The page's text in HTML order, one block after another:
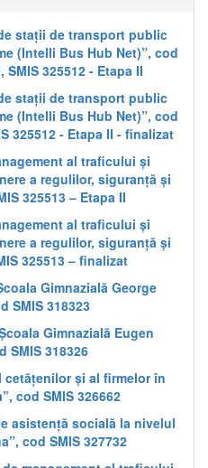
stații de transport public
(Intelli Bus Hub Net)”, cod
SMIS 325512 - Etapa II
stații de transport public
(Intelli Bus Hub Net)”, cod
325512 - Etapa II - finalizat
al traficului și
a regulilor, siguranță și
325513 – Etapa II
al traficului și
a regulilor, siguranță și
325513 – finalizat
Gimnazială George
SMIS 318323
Gimnazială Eugen
SMIS 318326
și al firmelor în
cod SMIS 326662
asistență socială la nivelul
cod SMIS 327732